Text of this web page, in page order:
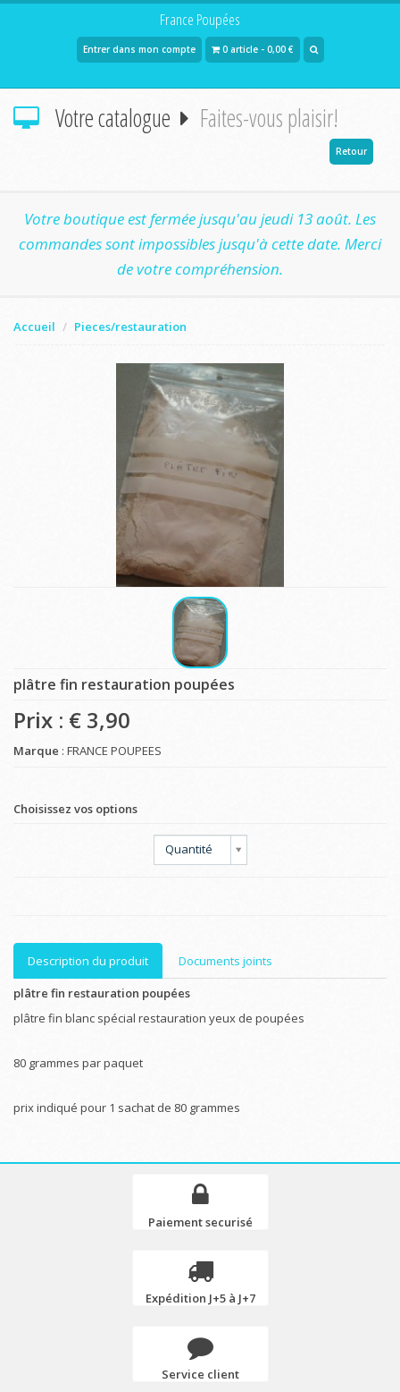
France Poupées
Entrer dans mon compte 0 article - 0,00 €
Votre catalogue Faites-vous plaisir!
Retour
Votre boutique est fermée jusqu'au jeudi 13 août. Les
commandes sont impossibles jusqu'à cette date. Merci
de votre compréhension.
Accueil Pieces/restauration
plâtre fin restauration poupées
Prix : € 3,90
Marque : FRANCE POUPEES
Choisissez vos options
Quantité
Description du produit
Documents joints
plâtre fin restauration poupées
plâtre fin blanc spécial restauration yeux de poupées
80 grammes par paquet
prix indiqué pour 1 sachat de 80 grammes
Paiement securisé
Expédition J+5 à J+7
Service client